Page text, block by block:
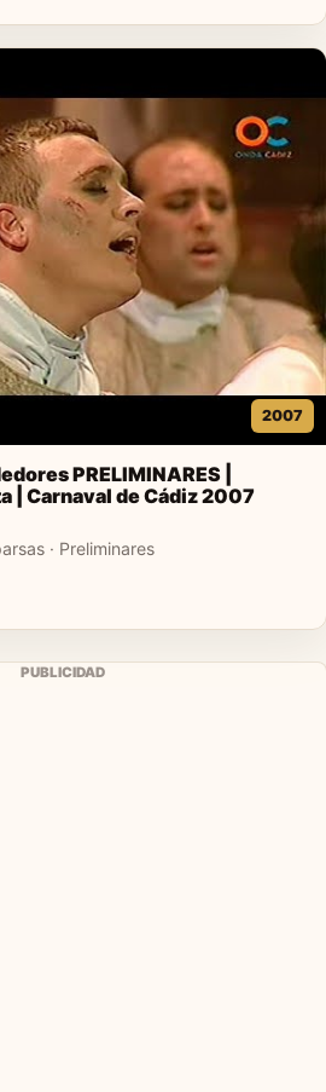
2007
PRELIMINARES |
| Carnaval de Cádiz 2007
· Preliminares
PUBLICIDAD